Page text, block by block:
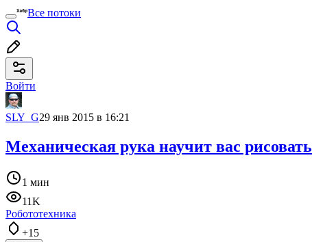
Все потоки
Войти
SLY_G29 янв 2015 в 16:21
Механическая рука научит вас рисовать
1 мин
11K
Робототехника
+15